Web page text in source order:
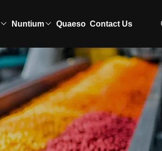
Nuntium Quaeso Contact Us